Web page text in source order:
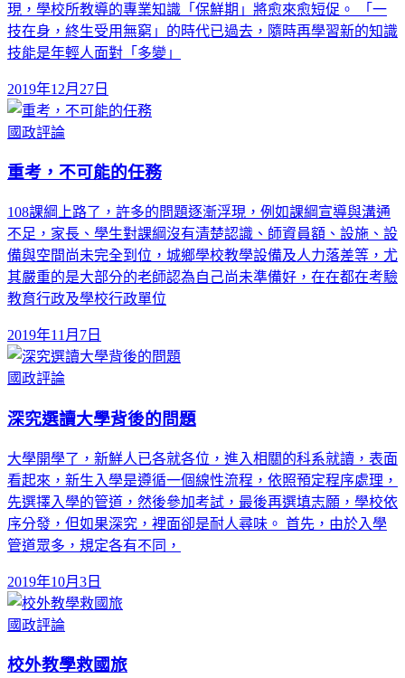
現，學校所教導的專業知識「保鮮期」將愈來愈短促。 「一
技在身，終生受用無窮」的時代已過去，隨時再學習新的知識
技能是年輕人面對「多變」
2019年12月27日
國政評論
重考，不可能的任務
108課綱上路了，許多的問題逐漸浮現，例如課綱宣導與溝通
不足，家長、學生對課綱沒有清楚認識、師資員額、設施、設
備與空間尚未完全到位，城鄉學校教學設備及人力落差等，尤
其嚴重的是大部分的老師認為自己尚未準備好，在在都在考驗
教育行政及學校行政單位
2019年11月7日
國政評論
深究選讀大學背後的問題
大學開學了，新鮮人已各就各位，進入相關的科系就讀，表面
看起來，新生入學是遵循一個線性流程，依照預定程序處理，
先選擇入學的管道，然後參加考試，最後再選填志願，學校依
序分發，但如果深究，裡面卻是耐人尋味。 首先，由於入學
管道眾多，規定各有不同，
2019年10月3日
國政評論
校外教學救國旅